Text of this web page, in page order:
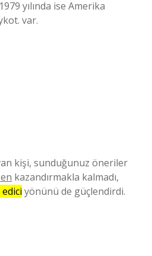
yılında ise Amerika
var.
kişi, sunduğunuz öneriler
kazandırmakla kalmadı,
yönünü de güçlendirdi.